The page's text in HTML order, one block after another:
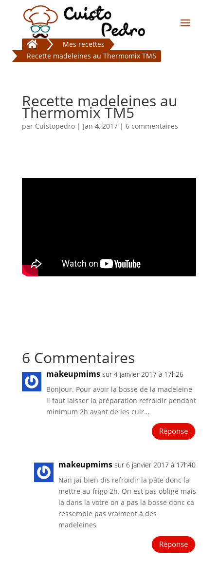

Mes recettes
Recette madeleines au Thermomix TM5
Recette madeleines au
Thermomix TM5
par Cuistopedro| Jan 4, 2017| 6 commentaires
6 Commentaires
makeupmims sur 4 janvier 2017 à 17h26
Bonjour. Pour avoir la bosse de la madeleine
il faut laisser la préparation refroidir pendant
minimum 2h avant de les cuir…
Réponse
makeupmims sur 6 janvier 2017 à 17h40
Nan jai bien dis refroidir la pâte donc la
mettre au frigo 2h. On est pas obligé mais
la dans la votre on a pas la bosse donc ca
ressemble pas vraiment à des
madeleines
Réponse